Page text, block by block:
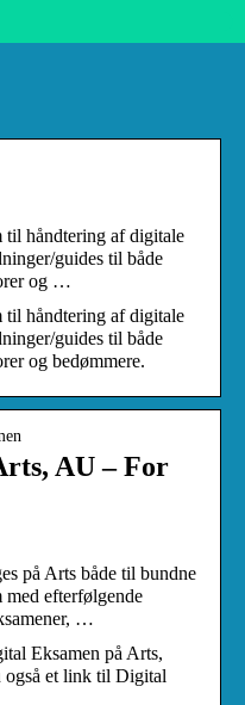
håndtering af digitale
guides til både
og …
håndtering af digitale
guides til både
og bedømmere.
AU – For
på Arts både til bundne
med efterfølgende
…
Eksamen på Arts,
også et link til Digital